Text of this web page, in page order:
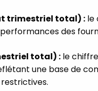
trimestriel total) : le
des
total) : le
une base de